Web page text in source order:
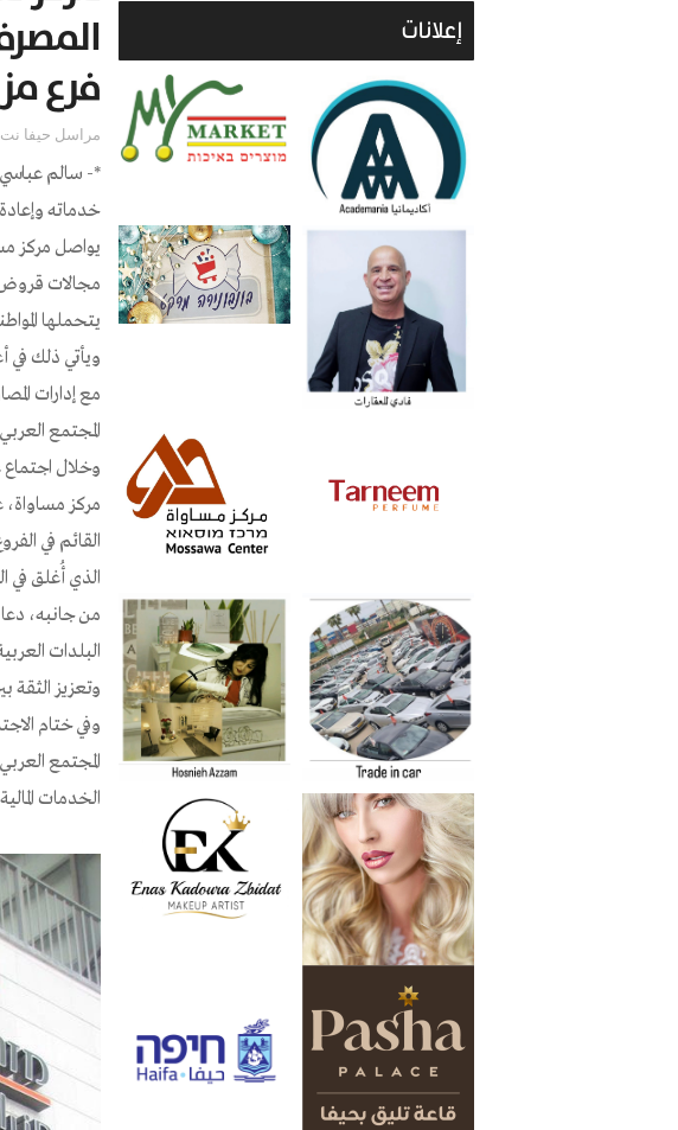
فرع
مراسل حيفا نت | 04/06/
*- سالم عباسي
خدماته
يواصل مركز
مجالات قروض
يتحملها
ويأتي ذلك في
مع إدارات
المجتمع
وخلال اجتماع
مركز
القائم في
الذي أُغلق في
من جانبه،
البلدات
وتعزيز الثقة
وفي ختام
المجتمع
الخدمات
إعلانات